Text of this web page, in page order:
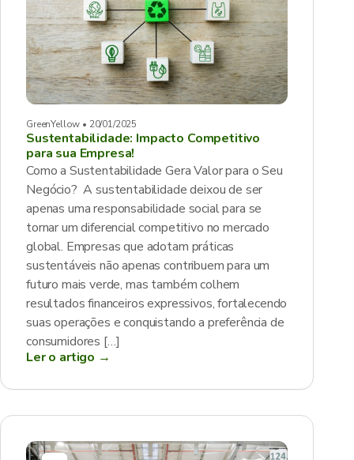
GreenYellow • 20/01/2025
Sustentabilidade: Impacto Competitivo
para sua Empresa!
Como a Sustentabilidade Gera Valor para o Seu
Negócio? A sustentabilidade deixou de ser
apenas uma responsabilidade social para se
tornar um diferencial competitivo no mercado
global. Empresas que adotam práticas
sustentáveis não apenas contribuem para um
futuro mais verde, mas também colhem
resultados financeiros expressivos, fortalecendo
suas operações e conquistando a preferência de
consumidores […]
Ler o artigo →